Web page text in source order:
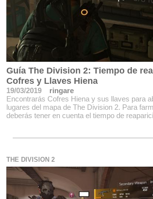
Guía The Division 2: Tiempo de
Cofres y Llaves Hiena
19/03/2019
ringare
Encontrarás Cofres Hiena y sus llaves para
lugares del mapa de The Division 2. Para
deberás tener en cuenta el tiempo de
THE DIVISION 2